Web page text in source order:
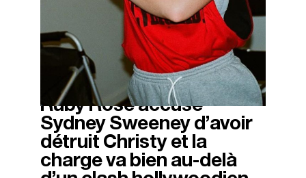
13/11/2025
Ruby Rose accuse
Sydney Sweeney d’avoir
détruit Christy et la
charge va bien au-delà